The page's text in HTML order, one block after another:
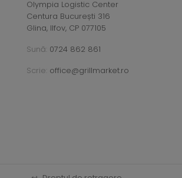
Olympia Logistic Center
Centura București 316
Glina, Ilfov, CP 077105
Sună: 0724 862 861
Scrie: office@grillmarket.ro